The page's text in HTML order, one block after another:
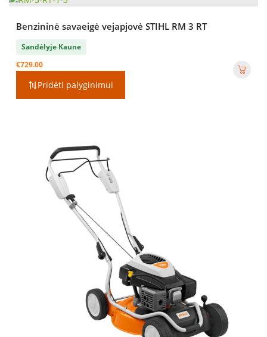
Benzininė savaeigė vejapjovė STIHL RM 3 RT
Sandėlyje Kaune
€729.00
Pridėti palyginimui